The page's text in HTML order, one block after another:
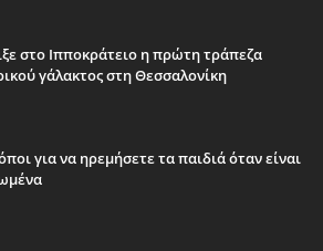
στο Ιπποκράτειο η πρώτη τράπεζα
γάλακτος στη Θεσσαλονίκη
για να ηρεμήσετε τα παιδιά όταν είναι